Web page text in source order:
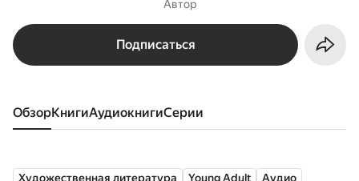
Автор
Подписаться
Обзор книги аудиокниги серии
Художественная литература Young Adult Аудио